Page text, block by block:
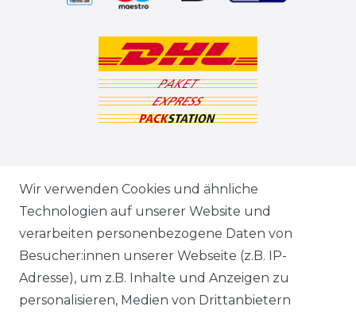
VERSANDARTEN & -KOSTEN
GEWERBETREIBENDE?
HILFE
Wir verwenden Cookies und ähnliche
Technologien auf unserer Website und
verarbeiten personenbezogene Daten von
Besucher:innen unserer Webseite (z.B. IP-
Adresse), um z.B. Inhalte und Anzeigen zu
personalisieren, Medien von Drittanbietern